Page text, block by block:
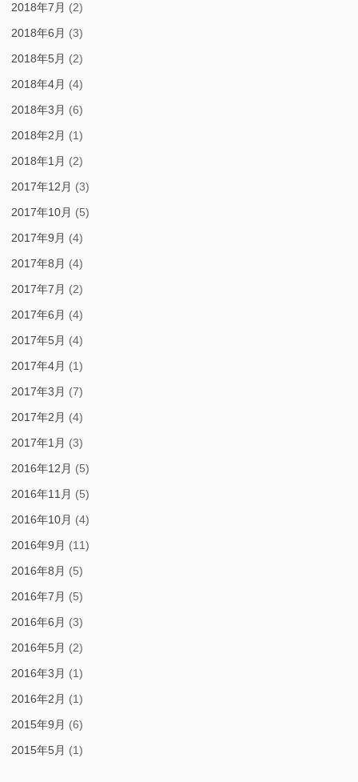
2018年7月 (2)
2018年6月 (3)
2018年5月 (2)
2018年4月 (4)
2018年3月 (6)
2018年2月 (1)
2018年1月 (2)
2017年12月 (3)
2017年10月 (5)
2017年9月 (4)
2017年8月 (4)
2017年7月 (2)
2017年6月 (4)
2017年5月 (4)
2017年4月 (1)
2017年3月 (7)
2017年2月 (4)
2017年1月 (3)
2016年12月 (5)
2016年11月 (5)
2016年10月 (4)
2016年9月 (11)
2016年8月 (5)
2016年7月 (5)
2016年6月 (3)
2016年5月 (2)
2016年3月 (1)
2016年2月 (1)
2015年9月 (6)
2015年5月 (1)